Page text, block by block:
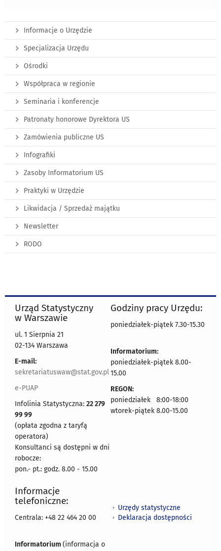
Informacje o Urzędzie
Specjalizacja Urzędu
Ośrodki
Współpraca w regionie
Seminaria i konferencje
Patronaty honorowe Dyrektora US
Zamówienia publiczne US
Infografiki
Zasoby Informatorium US
Praktyki w Urzędzie
Likwidacja / Sprzedaż majątku
Newsletter
RODO
Urząd Statystyczny
w Warszawie
ul. 1 Sierpnia 21
02-134 Warszawa
E-mail:
sekretariatuswaw@stat.gov.pl
e-PUAP
Infolinia Statystyczna: 22 279
99 99
(opłata zgodna z taryfą
operatora)
Konsultanci są dostępni w dni
robocze:
pon.- pt.: godz. 8.00 - 15.00
Godziny pracy Urzędu:
poniedziałek-piątek 7.30-15.30
Informatorium:
poniedziałek-piątek 8.00-
15.00
REGON:
poniedziałek 8:00-18:00
wtorek-piątek 8.00-15.00
Informacje
telefoniczne:
Centrala: +48 22 464 20 00
Informatorium (informacja o
Urzędy statystyczne
Deklaracja dostępności